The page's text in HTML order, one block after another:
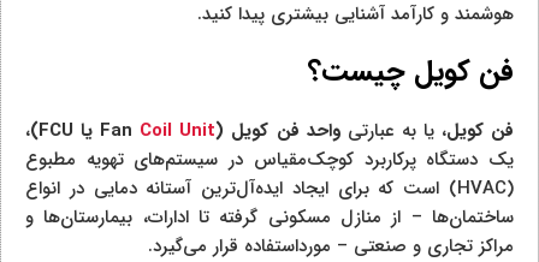
هوشمند و کارآمد آشنایی بیشتری پیدا کنید.
فن کویل چیست؟
فن کویل، یا به عبارتیواحد فن کویل ( Fan Coil Unit یا FCU
)،
یک دستگاه پرکاربرد کوچک‌مقیاس در سیستم‌های تهویه مطبوع
(HVAC) است که برای ایجاد ایده‌آل‌ترین آستانه دمایی در انواع
ساختمان‌ها – از منازل مسکونی گرفته تا ادارات، بیمارستان‌ها و
مراکز تجاری و صنعتی – مورداستفاده قرار می‌گیرد.